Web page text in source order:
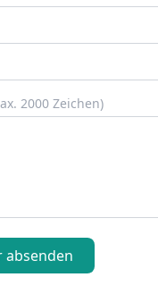
2000 Zeichen)
absenden